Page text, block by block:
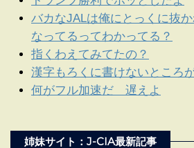
バカなJALは俺にとっくに抜
なってるってわかってる？
指くわえてみてたの？
漢字もろくに書けないところ
何がフル加速だ 遅えよ
姉妹サイト：J-CIA最新記事